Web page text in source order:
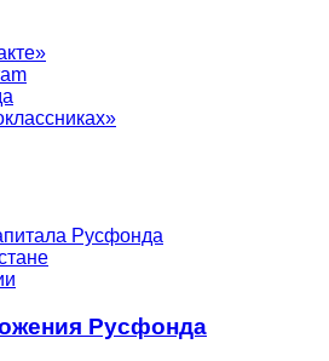
Русфонда
Русфонда